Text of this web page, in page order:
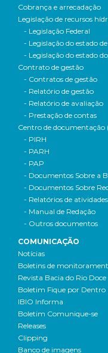
Cobrança e arrecadação
Legislação de recursos
- Legislação Federal
- Legislação do estado
- Legislação do estado
Contrato de gestão
- Contratos de gestão
- Relatório de gestão
- Relatório de avaliação
- Prestação de contas
Centro de documentação
- PIRH
- PARH
- PAP
- Documentos Sobre a
- Documentos Sobre
- Relatórios de atividades
- Manual de Redação
- Outros documentos
COMUNICAÇÃO
Notícias
Boletins de
Revista Bacia do Rio Doce
Boletim Fique por Dentro
IBIO Informa
Boletim Comunique-se
Releases
Clipping
Banco de imagens